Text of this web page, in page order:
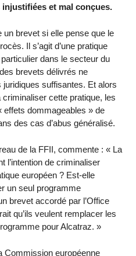
et mal conçues.
un brevet si elle pense que le
Il s’agit d’une pratique
dans le secteur du
brevets délivrés ne
suffisantes. Et alors
cette pratique, les
effets dommageables » de
des cas d’abus généralisé.
de la FFII, commente : « La
l’intention de criminaliser
européen ? Est-elle
un seul programme
brevet accordé par l’Office
qu’ils veulent remplacer les
pour Alcatraz. »
Commission européenne